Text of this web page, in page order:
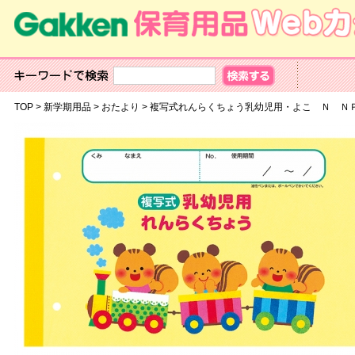
TOP> 新学期用品> おたより > 複写式れんらくちょう乳幼児用・よこ Ｎ Ｎ